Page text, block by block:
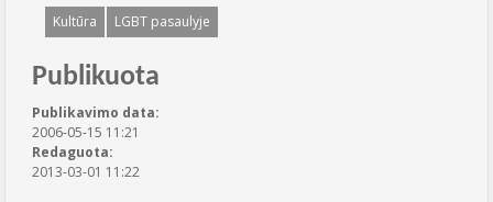
Kultūra LGBT pasaulyje
Publikuota
Publikavimo data:
2006-05-15 11:21
Redaguota:
2013-03-01 11:22